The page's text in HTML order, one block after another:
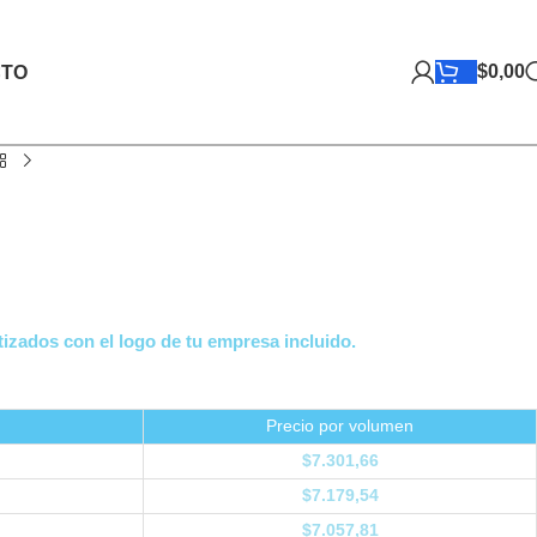
$0,00
con el logo de tu empresa incluido.
Precio por volumen
$7.301,66
$7.179,54
$7.057,81